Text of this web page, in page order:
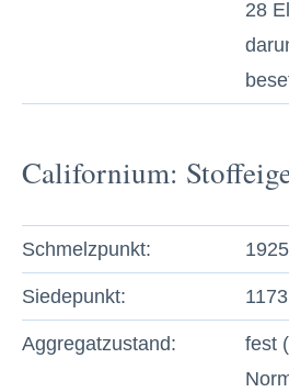
28
Californium:
Schmelzpunkt:
Siedepunkt:
Aggregatzustand:
fest